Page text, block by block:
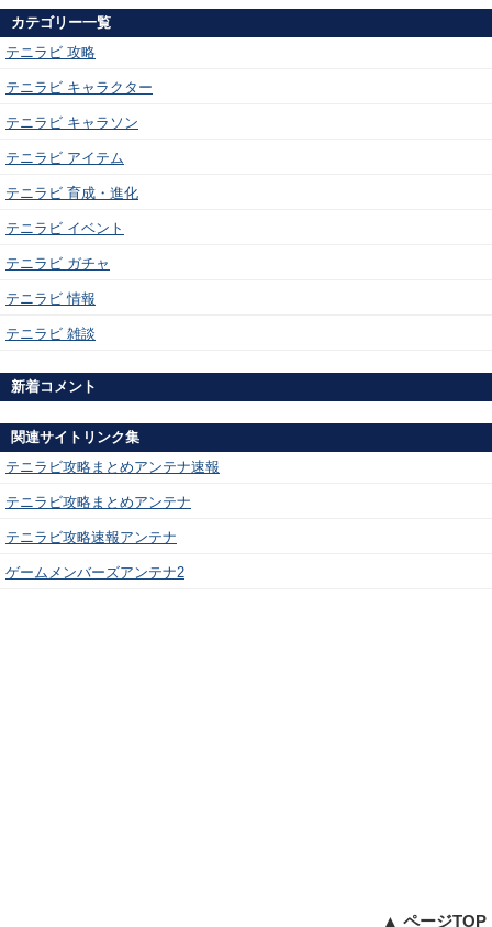
カテゴリー一覧
テニラビ 攻略
テニラビ キャラクター
テニラビ キャラソン
テニラビ アイテム
テニラビ 育成・進化
テニラビ イベント
テニラビ ガチャ
テニラビ 情報
テニラビ 雑談
新着コメント
関連サイトリンク集
テニラビ攻略まとめアンテナ速報
テニラビ攻略まとめアンテナ
テニラビ攻略速報アンテナ
ゲームメンバーズアンテナ2
▲ ページTOP